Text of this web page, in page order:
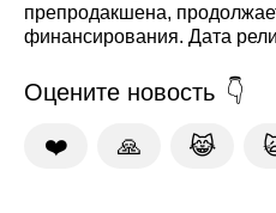
препродакшена,
финансирования. Дата
Оцените новость
❤️ 🙏 😹